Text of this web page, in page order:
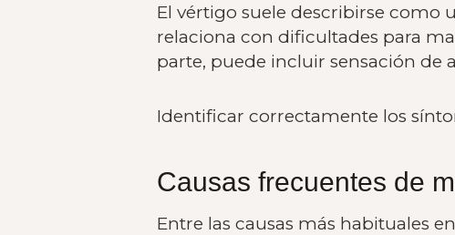
El vértigo suele describirse como
relaciona con dificultades para
parte, puede incluir sensación
Identificar correctamente los
Causas frecuentes de
Entre las causas más habituales